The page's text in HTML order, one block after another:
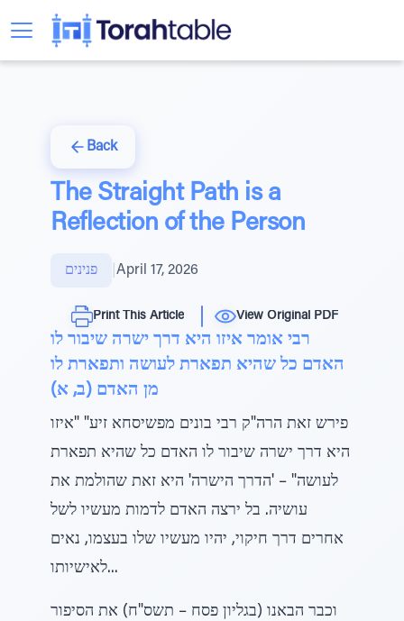
Back
The Straight Path is a
Reflection of the Person
פנינים April 17, 2026
Print This Article View Original PDF
רבי אומר איזו היא דרך ישרה שיבור לו
האדם כל שהיא תפארת לעושה ותפארת לו
מן האדם (ב, א)
פירש זאת הרה"ק רבי בונים מפשיסחא זיע" "איזו
היא דרך ישרה שיבור לו האדם כל שהיא תפארת
לעושה" – 'הדרך הישרה' היא זאת שהולמת את
עושיה. בל ירצה האדם לדמות מעשיו לשל
אחרים דרך חיקוי, יהיו מעשיו שלו בעצמו, נאים
לאישיותו...
וכבר הבאנו (בגליון פסח – תשס"ח) את הסיפור